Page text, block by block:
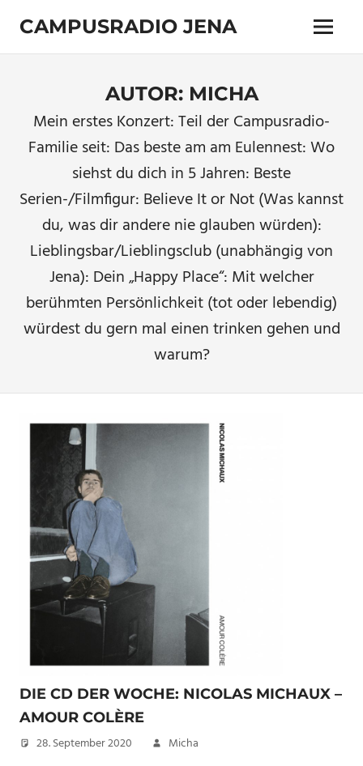
Inhalt
springen
CAMPUSRADIO JENA
103.4
Menü
AUTOR: MICHA
Mein erstes Konzert: Teil der Campusradio-
Familie seit: Das beste am am Eulennest: Wo
siehst du dich in 5 Jahren: Beste
Serien-/Filmfigur: Believe It or Not (Was kannst
du, was dir andere nie glauben würden):
Lieblingsbar/Lieblingsclub (unabhängig von
Jena): Dein „Happy Place“: Mit welcher
berühmten Persönlichkeit (tot oder lebendig)
würdest du gern mal einen trinken gehen und
warum?
DIE CD DER WOCHE: NICOLAS MICHAUX –
AMOUR COLÈRE
28. September 2020 Micha